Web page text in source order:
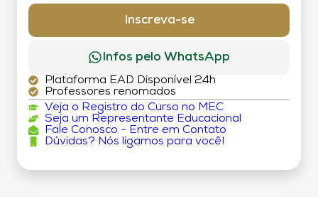
Inscreva-se
Infos pelo WhatsApp
Plataforma EAD Disponível 24h
Professores renomados
Veja o Registro do Curso no MEC
Seja um Representante Educacional
Fale Conosco - Entre em Contato
Dúvidas? Nós ligamos para você!